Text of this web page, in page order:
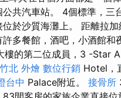
共汽車站。 4個標準，三
位於沙質海灘上。 距離拉
多餐館，酒吧，小酒館和
樓的第二位成員，3 -Star
竹北 外燴 數位行銷 Hotel，
台中 Palace附近。 接骨所